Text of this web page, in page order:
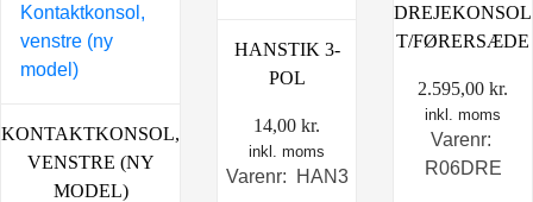
KONTAKTKONSOL,
VENSTRE (NY
MODEL)
HANSTIK 3-
POL
14,00 kr.
inkl. moms
Varenr: HAN3
DREJEKONSOL
T/FØRERSÆDE
2.595,00 kr.
inkl. moms
Varenr:
R06DRE